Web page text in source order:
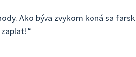
Ako býva zvykom koná sa